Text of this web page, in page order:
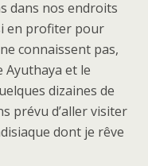
dans nos endroits
en profiter pour
connaissent pas,
Ayuthaya et le
dizaines de
prévu d’aller visiter
dont je rêve